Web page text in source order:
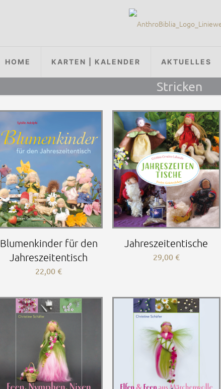
HOME KARTEN | KALENDER AKTUELLES
Stricken
Blumenkinder für den
Jahreszeitentisch
22,00€
Jahreszeitentische
29,00 €